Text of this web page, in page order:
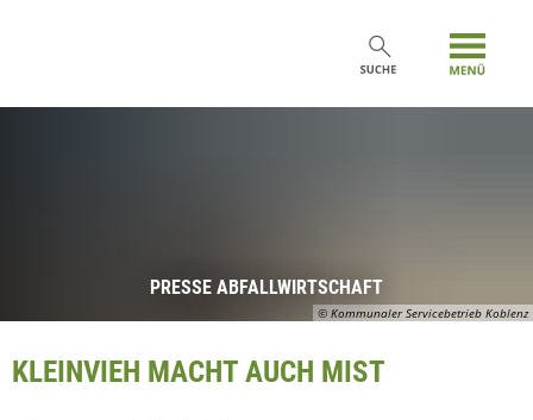
© Kommunaler Servicebetrieb Koblenz
PRESSE ABFALLWIRTSCHAFT
KLEINVIEH MACHT AUCH MIST